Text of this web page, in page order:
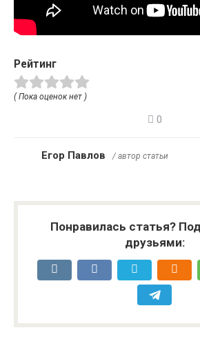
Рейтинг
( Пока оценок нет )
0
Егор Павлов / автор статьи
Понравилась статья?
друзьями: